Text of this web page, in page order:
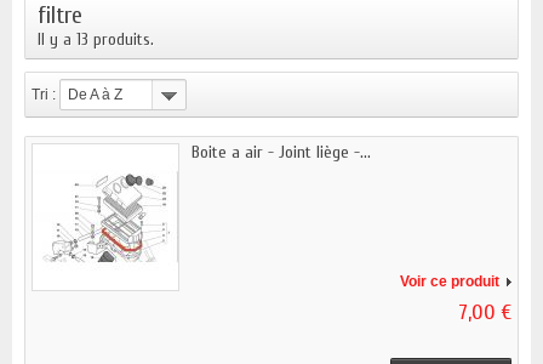
filtre
Il y a 13 produits.
Tri : De A à Z
Boite a air - Joint liège -...
Voir ce produit
7,00 €